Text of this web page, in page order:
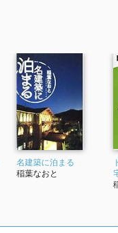
名建築に泊まる
稲葉なおと